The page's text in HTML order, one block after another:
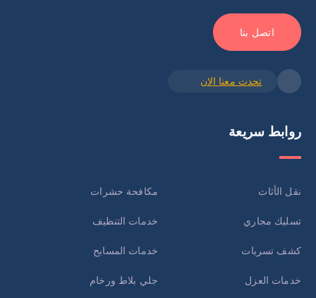
اتصل بنا
تحدث معنا الان
روابط سريعة
نقل الأثاث مكافحة حشرات
تسليك مجاري خدمات التنظيف
كشف تسربات خدمات المسابح
خدمات العزل جلي بلاط ورخام